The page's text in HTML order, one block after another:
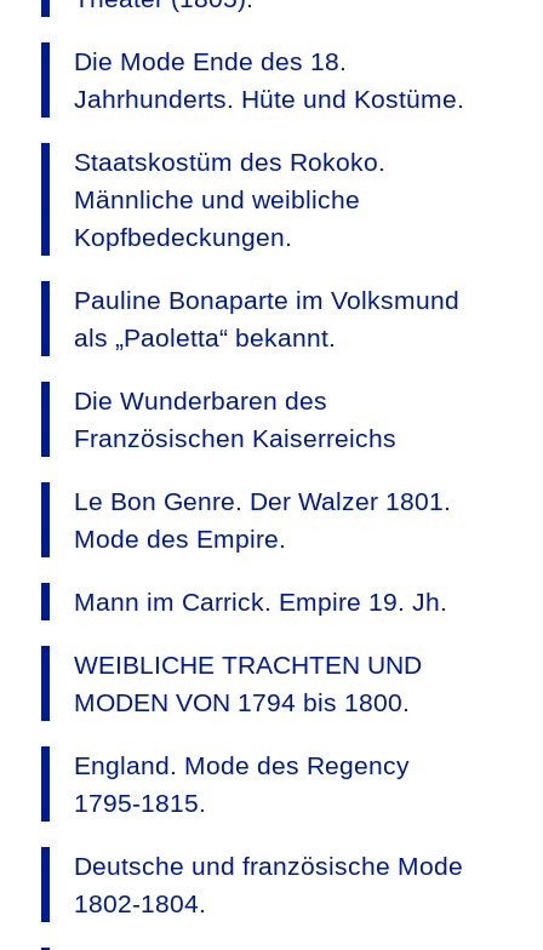
Die Mode Ende des 18.
Jahrhunderts. Hüte und Kostüme.
Staatskostüm des Rokoko.
Männliche und weibliche
Kopfbedeckungen.
Pauline Bonaparte im Volksmund
als „Paoletta“ bekannt.
Die Wunderbaren des
Französischen Kaiserreichs
Le Bon Genre. Der Walzer 1801.
Mode des Empire.
Mann im Carrick. Empire 19. Jh.
WEIBLICHE TRACHTEN UND
MODEN VON 1794 bis 1800.
England. Mode des Regency
1795-1815.
Deutsche und französische Mode
1802-1804.